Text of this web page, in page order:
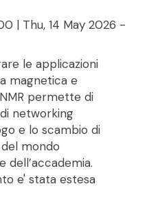
| Thu, 14 May 2026 -
le applicazioni
magnetica e
permette di
networking
e lo scambio di
mondo
dell’accademia.
e' stata estesa